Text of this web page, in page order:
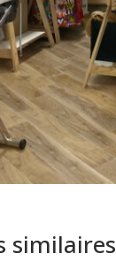
similaires